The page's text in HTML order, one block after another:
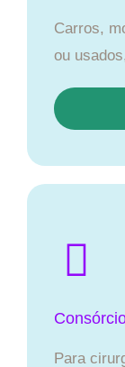
Carros,
ou
Para